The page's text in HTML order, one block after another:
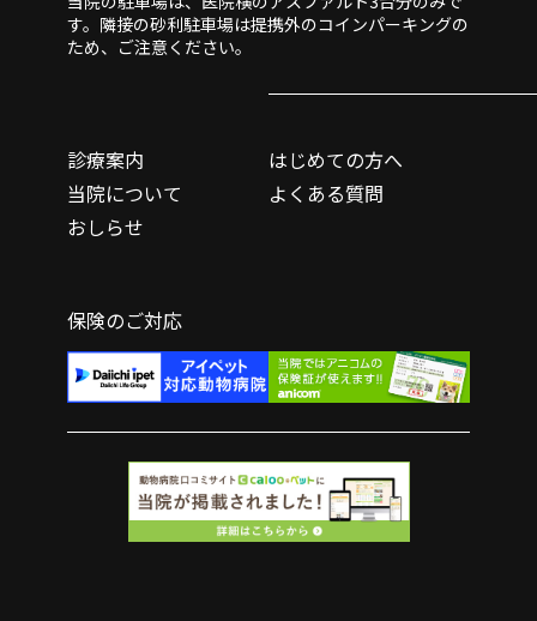
す。隣接の砂利駐車場は提携外のコインパーキングの
ため、ご注意ください。
診療案内
はじめての方へ
当院について
よくある質問
おしらせ
保険のご対応